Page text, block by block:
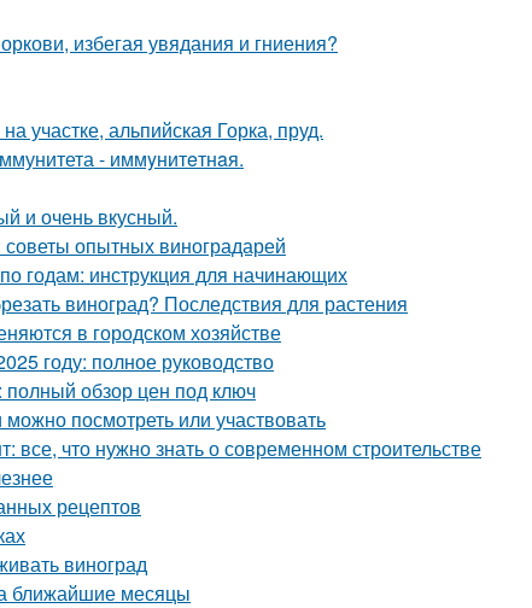
избегая увядания и гниения?
участке, альпийская Горка, пруд.
- иммyнитeтнaя.
и очень вкусный.
опытных виноградарей
годам: инструкция для начинающих
виноград? Последствия для растения
в городском хозяйстве
году: полное руководство
полный обзор цен под ключ
посмотреть или участвовать
что нужно знать о современном строительстве
рецептов
виноград
ближайшие месяцы